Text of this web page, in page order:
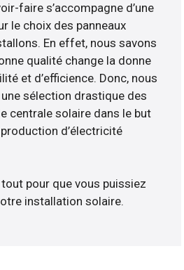
faire s’accompagne d’une
le choix des panneaux
En effet, nous savons
qualité change la donne
et d’efficience. Donc, nous
sélection drastique des
centrale solaire dans le but
d’électricité
pour que vous puissiez
installation solaire.